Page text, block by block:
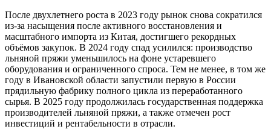
После двухлетнего роста в 2023 году рынок снова сократился
из-за насыщения после активного восстановления и
масштабного импорта из Китая, достигшего рекордных
объёмов закупок. В 2024 году спад усилился: производство
льняной пряжи уменьшилось на фоне устаревшего
оборудования и ограниченного спроса. Тем не менее, в том же
году в Ивановской области запустили первую в России
прядильную фабрику полного цикла из переработанного
сырья. В 2025 году продолжилась государственная поддержка
производителей льняной пряжи, а также отмечен рост
инвестиций и рентабельности в отрасли.